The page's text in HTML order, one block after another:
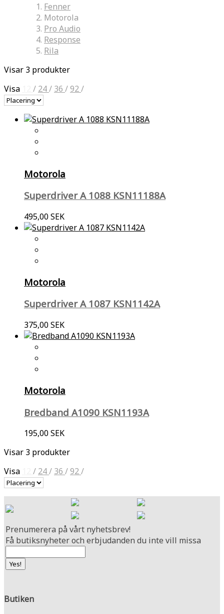
Fenner
Motorola
Pro Audio
Response
Rila
Visar 3 produkter
Visa
/ 24/ 36 /92/
Motorola
Superdriver A 1088 KSN11188A
495,00 SEK
Motorola
Superdriver A 1087 KSN1142A
375,00 SEK
Motorola
Bredband A1090 KSN1193A
195,00 SEK
Visar 3 produkter
Visa
/ 24/ 36 /92/
Prenumerera på vårt nyhetsbrev!
Få butiksnyheter och erbjudanden du inte vill missa
Butiken